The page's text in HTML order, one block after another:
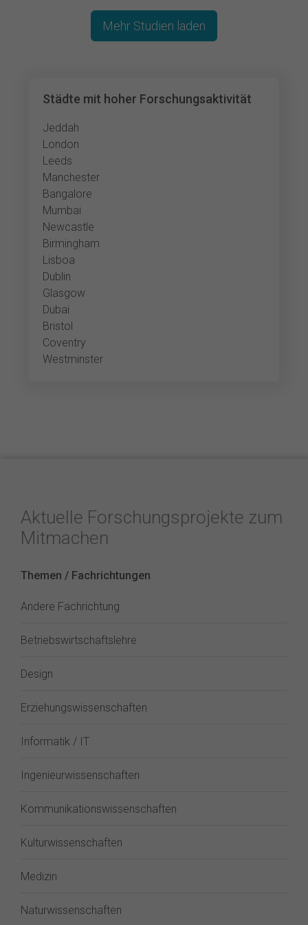
Städte mit hoher Forschungsaktivität
Jeddah
London
Leeds
Manchester
Bangalore
Mumbai
Newcastle
Birmingham
Lisboa
Dublin
Glasgow
Dubai
Bristol
Coventry
Westminster
Mehr Studien laden
Aktuelle Forschungsprojekte zum
Mitmachen
Themen / Fachrichtungen
Andere Fachrichtung
Betriebswirtschaftslehre
Design
Erziehungswissenschaften
Informatik / IT
Ingenieurwissenschaften
Kommunikationswissenschaften
Kulturwissenschaften
Medizin
Naturwissenschaften